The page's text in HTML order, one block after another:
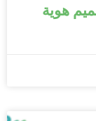
هوية